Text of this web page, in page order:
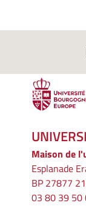
Maison de
Esplanade
BP 27877
03 80 39 50